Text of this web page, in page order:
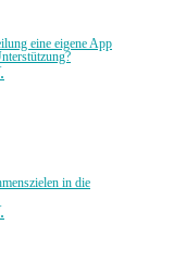
eine eigene App
in die